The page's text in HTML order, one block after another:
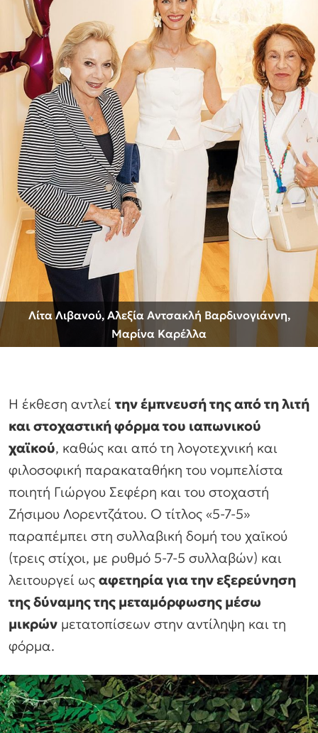
Λίτα Λιβανού, Αλεξία Αντσακλή Βαρδινογιάννη,
Μαρίνα Καρέλλα
Η έκθεση αντλεί την έμπνευσή της από τη λιτή
και στοχαστική φόρμα του ιαπωνικού
χαϊκού, καθώς και από τη λογοτεχνική και
φιλοσοφική παρακαταθήκη του νομπελίστα
ποιητή Γιώργου Σεφέρη και του στοχαστή
Ζήσιμου Λορεντζάτου. Ο τίτλος «5-7-5»
παραπέμπει στη συλλαβική δομή του χαϊκού
(τρεις στίχοι, με ρυθμό 5-7-5 συλλαβών) και
λειτουργεί ως αφετηρία για την εξερεύνηση
της δύναμης της μεταμόρφωσης μέσω
μικρών μετατοπίσεων στην αντίληψη και τη
φόρμα.